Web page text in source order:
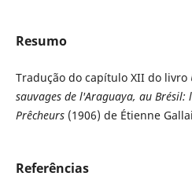
Resumo
Tradução do capítulo XII do livro
sauvages de l'Araguaya, au Brésil:
Prêcheurs(1906) de Étienne
Referências